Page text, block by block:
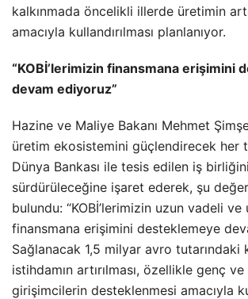
kalkınmada öncelikli illerde üretimin
amacıyla kullandırılması planlanıyor.
“KOBİ’lerimizin finansmana erişimini
devam ediyoruz”
Hazine ve Maliye Bakanı Mehmet
üretim ekosistemini güçlendirecek her
Dünya Bankası ile tesis edilen iş
sürdürüleceğine işaret ederek, şu
bulundu: “KOBİ’lerimizin uzun vadeli
finansmana erişimini desteklemeye
Sağlanacak 1,5 milyar avro tutarındaki
istihdamın artırılması, özellikle genç ve
girişimcilerin desteklenmesi amacıyla